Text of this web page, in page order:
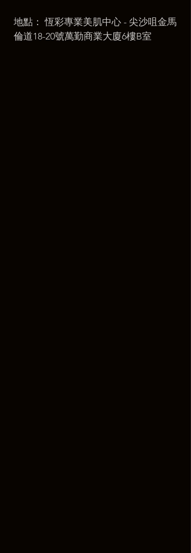
地點： 恆彩專業美肌中心 - 尖沙咀金馬
倫道18-20號萬勤商業大廈6樓B室